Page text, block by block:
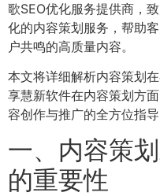
歌SEO优化服务提供商，
化的内容策划服务，帮助
户共鸣的高质量内容。
本文将详细解析内容策划
享慧新软件在内容策划方
容创作与推广的全方位指导
一、内容策
的重要性